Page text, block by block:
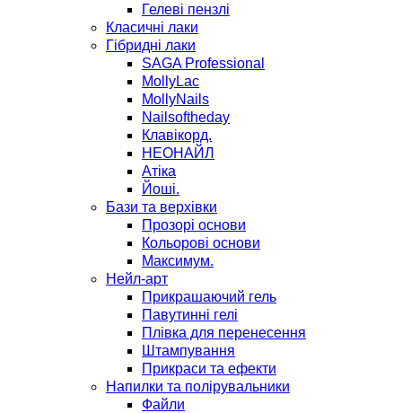
Гелеві пензлі
Класичні лаки
Гібридні лаки
SAGA Professional
MollyLac
MollyNails
Nailsoftheday
Клавікорд.
НЕОНАЙЛ
Атіка
Йоші.
Бази та верхівки
Прозорі основи
Кольорові основи
Максимум.
Нейл-арт
Прикрашаючий гель
Павутинні гелі
Плівка для перенесення
Штампування
Прикраси та ефекти
Напилки та полірувальники
Файли